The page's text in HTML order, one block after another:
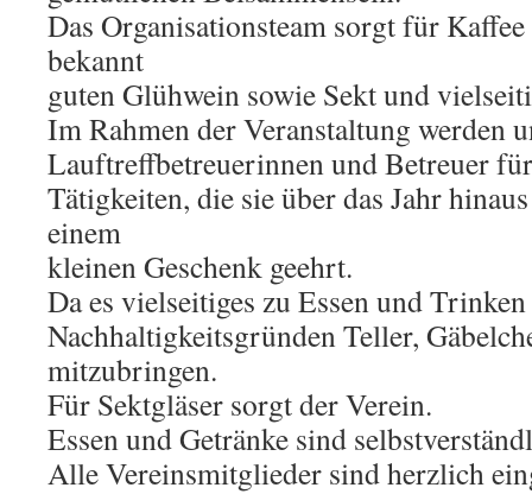
Das Organisationsteam sorgt für
bekannt
guten Glühwein sowie Sekt und
Im Rahmen der Veranstaltung werden
Lauftreffbetreuerinnen und Betreuer
Tätigkeiten, die sie über das Jahr
einem
kleinen Geschenk geehrt.
Da es vielseitiges zu Essen und
Nachhaltigkeitsgründen Teller,
mitzubringen.
Für Sektgläser sorgt der Verein.
Essen und Getränke sind
Alle Vereinsmitglieder sind herzlich